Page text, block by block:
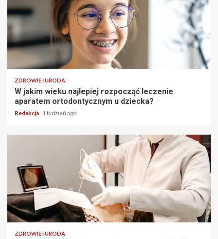
ZDROWIE I URODA
W jakim wieku najlepiej rozpocząć leczenie
aparatem ortodontycznym u dziecka?
Redakcja 1 tydzień ago
ZDROWIE I URODA